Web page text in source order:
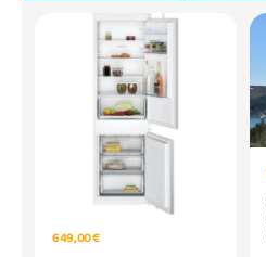
649,00 €